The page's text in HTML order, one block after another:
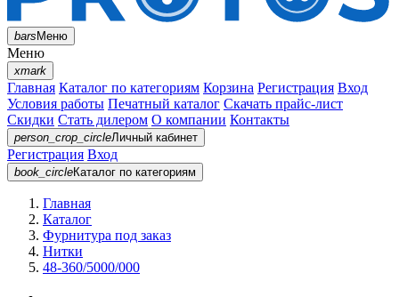
barsМеню
Меню
xmark
Главная Каталог по категориям Корзина Регистрация Вход
Условия работы Печатный каталог Скачать прайс-лист
Скидки Стать дилером О компании Контакты
person_crop_circleЛичный кабинет
Регистрация Вход
book_circleКаталог по категориям
Главная
Каталог
Фурнитура под заказ
Нитки
48-360/5000/000